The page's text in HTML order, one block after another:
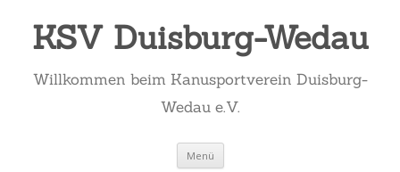
KSV Duisburg-Wedau
Willkommen beim Kanusportverein Duisburg-
Wedau e.V.
Menü Zum